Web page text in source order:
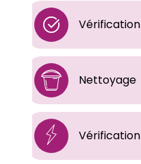
Vérification
Nettoyage
Vérification